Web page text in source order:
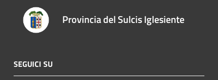
Provincia del Sulcis Iglesiente
SEGUICI SU